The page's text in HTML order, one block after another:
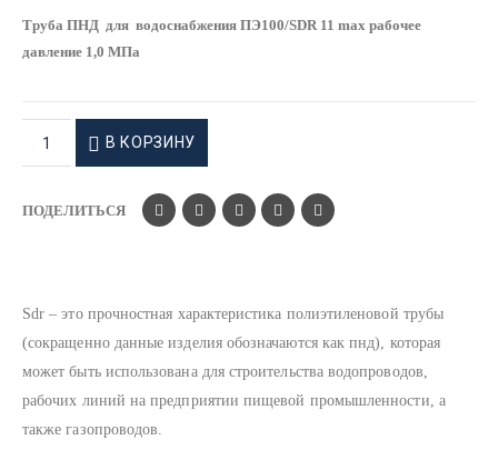
Труба ПНД для водоснабжения ПЭ100/SDR 11 max рабочее
давление 1,0 МПа
В КОРЗИНУ
ПОДЕЛИТЬСЯ
Sdr – это прочностная характеристика полиэтиленовой трубы
(сокращенно данные изделия обозначаются как пнд), которая
может быть использована для строительства водопроводов,
рабочих линий на предприятии пищевой промышленности, а
также газопроводов.